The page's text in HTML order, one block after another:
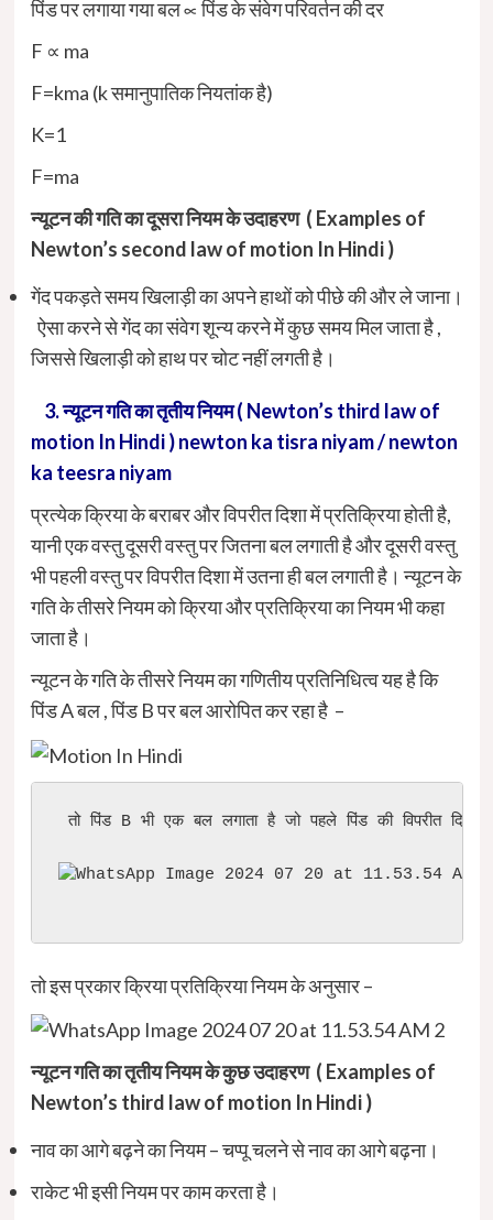
पिंड पर लगाया गया बल ∝ पिंड के संवेग परिवर्तन की दर
F ∝ ma
F=kma (k समानुपातिक नियतांक है)
K=1
F=ma
न्यूटनकीगतिकादूसरानियम के उदाहरण ( Examples of
Newton’s second law of motion In Hindi )
गेंद पकड़ते समय खिलाड़ी का अपने हाथों को पीछे की और ले जाना।
ऐसा करने से गेंद का संवेग शून्य करने में कुछ समय मिल जाता है ,
जिससे खिलाड़ी को हाथ पर चोट नहीं लगती है।
3. न्यूटन गति का तृतीय नियम ( Newton’s third law of
motion In Hindi ) newton ka tisra niyam / newton
ka teesra niyam
प्रत्येक क्रिया के बराबर और विपरीत दिशा में प्रतिक्रिया होती है,
यानी एक वस्तु दूसरी वस्तु पर जितना बल लगाती है और दूसरी वस्तु
भी पहली वस्तु पर विपरीत दिशा में उतना ही बल लगाती है। न्यूटन के
गति के तीसरे नियम को क्रिया और प्रतिक्रिया का नियम भी कहा
जाता है।
न्यूटन के गति के तीसरे नियम का गणितीय प्रतिनिधित्व यह है कि
पिंड A बल , पिंड B पर बल आरोपित कर रहा है –
तो पिंड B भी एक बल लगाता है जो पहले पिंड की विपरीत
तो इस प्रकार क्रिया प्रतिक्रिया नियम के अनुसार –
न्यूटन गति का तृतीय नियम के कुछ उदाहरण ( Examples of
Newton’s third law of motion In Hindi )
नाव का आगे बढ़ने का नियम – चप्पू चलने से नाव का आगे बढ़ना।
राकेट भी इसी नियम पर काम करता है।